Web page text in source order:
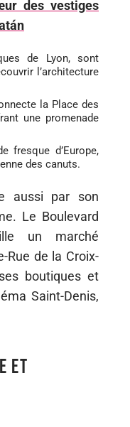
des vestiges
de Lyon, sont
l’architecture
la Place des
une promenade
fresque d’Europe,
des canuts.
aussi par son
Le Boulevard
un marché
Rue de la Croix-
boutiques et
Saint-Denis,
et